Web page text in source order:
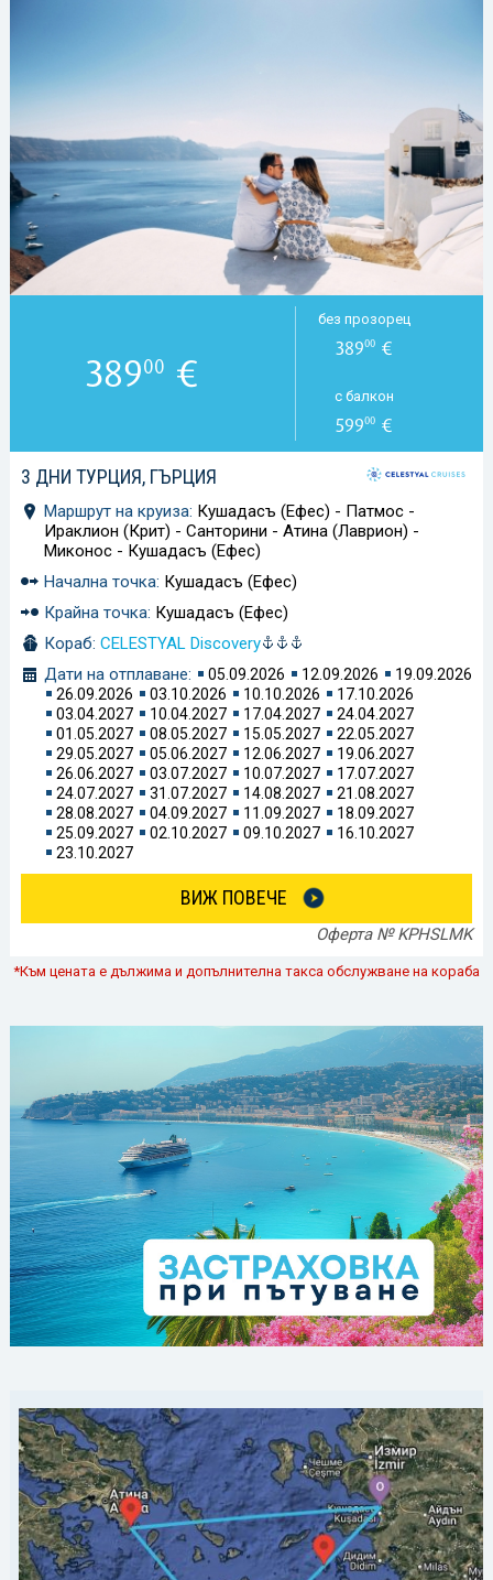
3 ДНИ ТУРЦИЯ, ГЪРЦИЯ
Маршрут на круиза: Кушадасъ (Ефес) - Патмос -
Ираклион (Крит) - Санторини - Атина (Лаврион) -
Миконос - Кушадасъ (Ефес)
Начална точка: Кушадасъ (Ефес)
Крайна точка: Кушадасъ (Ефес)
Кораб: CELESTYAL Discovery
Дати на отплаване:
05.09.2026 12.09.2026
19.09.2026
26.09.2026
03.10.2026 10.10.2026
17.10.2026
03.04.2027
10.04.2027 17.04.2027
24.04.2027
01.05.2027
08.05.2027 15.05.2027
22.05.2027
29.05.2027
05.06.2027 12.06.2027
19.06.2027
26.06.2027
03.07.2027 10.07.2027
17.07.2027
24.07.2027
31.07.2027 14.08.2027
21.08.2027
28.08.2027
04.09.2027 11.09.2027
18.09.2027
25.09.2027
02.10.2027 09.10.2027
16.10.2027
23.10.2027
ВИЖ ПОВЕЧЕ
Оферта № KPHSLMK
38900 €
без прозорец
38900 €
с балкон
59900 €
*Към цената е дължима и допълнителна такса обслужване на кораба